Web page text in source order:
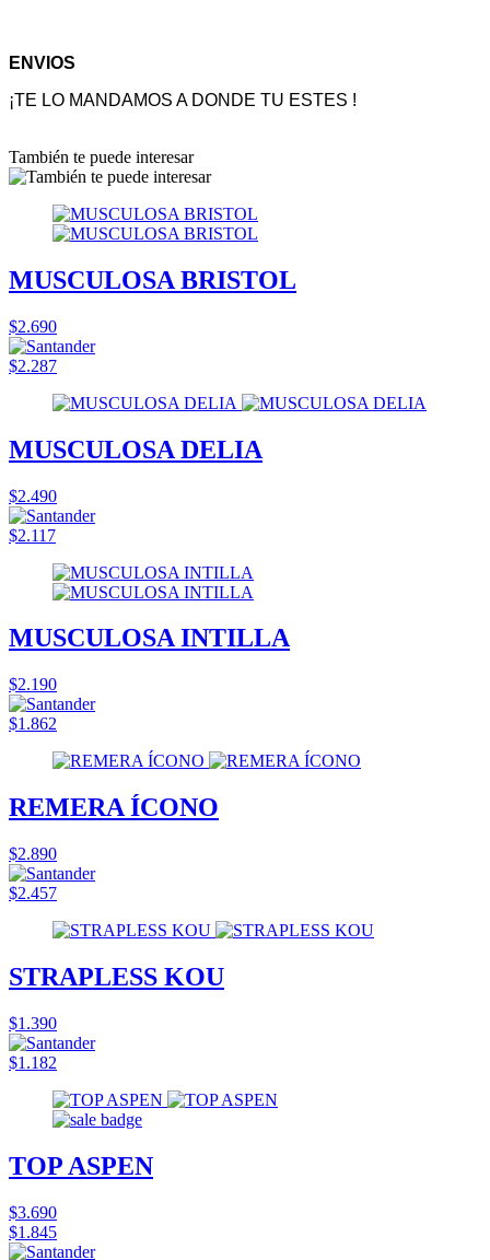
ENVIOS
¡TE LO MANDAMOS A DONDE TU ESTES !
También te puede interesar
MUSCULOSA BRISTOL
$2.690
$2.287
MUSCULOSA DELIA
$2.490
$2.117
MUSCULOSA INTILLA
$2.190
$1.862
REMERA ÍCONO
$2.890
$2.457
STRAPLESS KOU
$1.390
$1.182
TOP ASPEN
$3.690
$1.845